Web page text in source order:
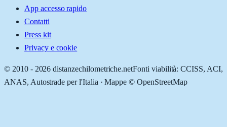
App accesso rapido
Contatti
Press kit
Privacy e cookie
© 2010 - 2026 distanzechilometriche.netFonti viabilità: CCISS, ACI,
ANAS, Autostrade per l'Italia · Mappe © OpenStreetMap